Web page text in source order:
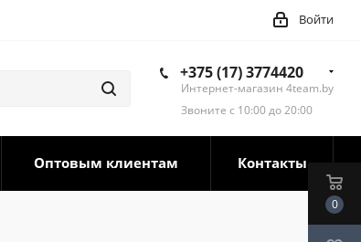
Войти
+375 (17) 3774420
Интернет-магазин 4team.by
Звоните с 10:00 до 20:00
Оптовым клиентам Контакты
0